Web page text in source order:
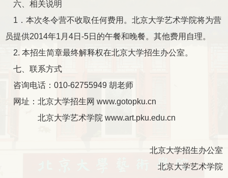
六、相关说明
1．本次冬令营不收取任何费用。北京大学艺术学院将为营
员提供2014年1月4日-5日的午餐和晚餐。其他费用自理。
2. 本招生简章最终解释权在北京大学招生办公室。
七、联系方式
咨询电话：010-62755949 胡老师
网址：北京大学招生网 www.gotopku.cn
北京大学艺术学院 www.art.pku.edu.cn
北京大学招生办公室
北京大学艺术学院